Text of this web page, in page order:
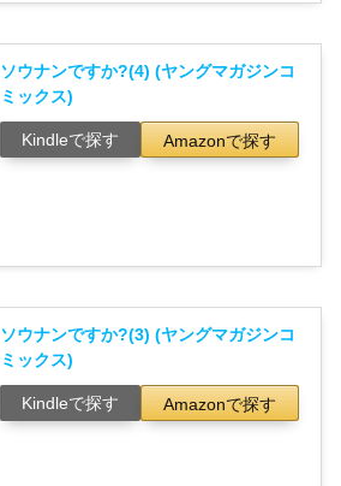
ソウナンですか?(4) (ヤングマガジンコ
ミックス)
Kindleで探す Amazonで探す
ソウナンですか?(3) (ヤングマガジンコ
ミックス)
Kindleで探す Amazonで探す